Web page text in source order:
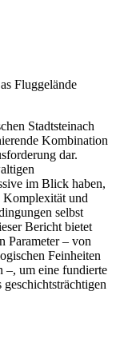
Fluggelände
Stadtsteinach
Kombination
dar.
im Blick haben,
Komplexität und
selbst
Bericht bietet
Parameter – von
Feinheiten
–, um eine fundierte